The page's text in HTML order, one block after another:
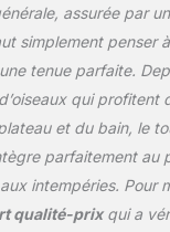
pouvez
oiseaux
de votre
Mangeoire
oiseaux :
mangeoires
en métal à
attrayante,
également
assurée par
simplement penser
tenue parfaite.
qui profitent
et du bain, le
parfaitement au
intempéries. Pour
qualité-prixqui a